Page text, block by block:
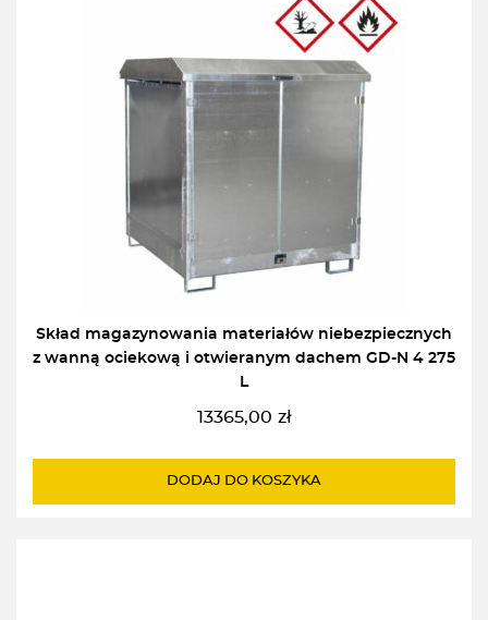
Skład magazynowania materiałów niebezpiecznych
z wanną ociekową i otwieranym dachem GD-N 4 275
L
13365,00 zł
DODAJ DO KOSZYKA